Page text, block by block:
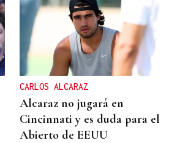
CARLOS ALCARAZ
Alcaraz no jugará en
Cincinnati y es duda para el
Abierto de EEUU